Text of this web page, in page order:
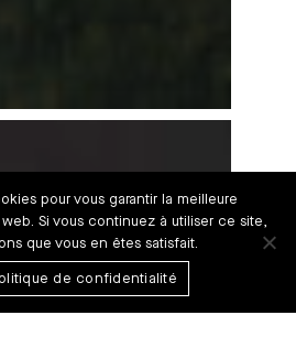
pour vous garantir la meilleure
Si vous continuez à utiliser ce site,
que vous en êtes satisfait.
de confidentialité